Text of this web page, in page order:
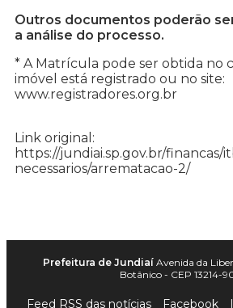
Outros documentos poderão
a análise do processo.
* A Matrícula pode ser obtida no
imóvel está registrado ou no site:
www.registradores.org.br
Link original:
https://jundiai.sp.gov.br/financas/
necessarios/arrematacao-2/
Prefeitura de Jundiaí Avenida da
Botânico - CEP 13214-
Feed RSS das notícias Facebook